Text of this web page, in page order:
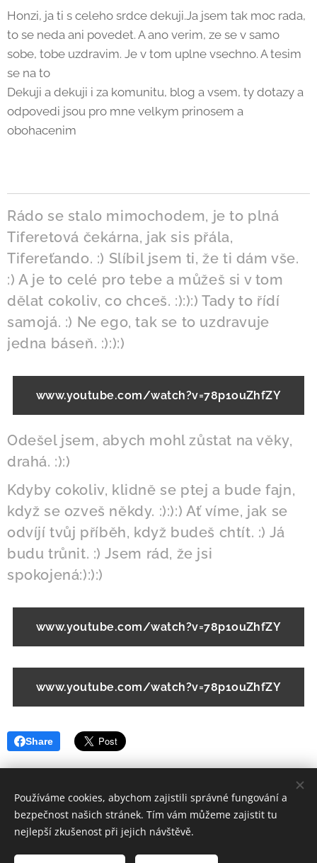
Honzi, ja ti s celeho srdce dekuji.Ja jsem tak moc rada,
to se neda ani povedet. A ano verim, ze se v samo
sobe, tobe uzdravim. Je v tom uplne vsechno. A tesim
se na to🙂
Dekuji a dekuji i za komunitu, blog a vsem, ty dotazy a
odpovedi jsou pro mne velkym prinosem a
obohacenim🙂
Rádo se stalo mimochodem, je to plná
Tiferetová čekárna, jak sis přála,
Tifereťando. :) Slíbil jsem ti, že ti dám vše.
:) A je to celé pro tebe a můžeš si v tom
dělat cokoliv, co chceš. :):):) Tady to řídí
samojá. :) Ne ego, tak se to uzdravuje
jedna báseň. :):):)
www.youtube.com/watch?v=78p1ouZhfZY
Odešel jsem, abych mohl zůstat na věky,
drahá. :):)
Kdyby cokoliv, klidně se ptej a bude fajn,
když se ozveš někdy. :):):) Ať víme, jak se
odvíjí tvůj příběh, když budeš chtít. :) Já
budu trůnit. :) Jsem rád, že jsi
spokojená:):):)
www.youtube.com/watch?v=78p1ouZhfZY
www.youtube.com/watch?v=78p1ouZhfZY
Share
Používáme cookies, abychom zajistili správné fungování a
bezpečnost našich stránek. Tím vám můžeme zajistit tu
nejlepší zkušenost při jejich návštěvě.